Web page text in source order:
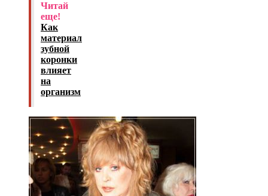
Читай
еще!
Как
материал
зубной
коронки
влияет
на
организм